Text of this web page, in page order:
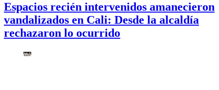
Espacios recién intervenidos amanecieron
vandalizados en Cali: Desde la alcaldía
rechazaron lo ocurrido